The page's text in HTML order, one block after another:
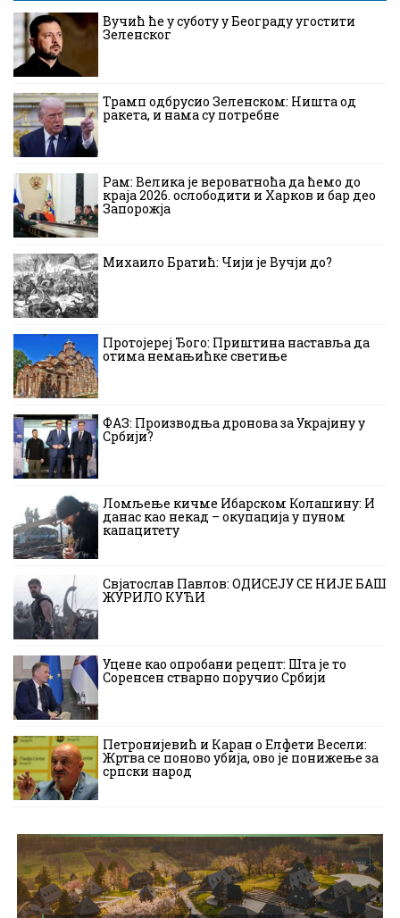
Вучић ће у суботу у Београду угостити
Зеленског
Трамп одбрусио Зеленском: Ништа од
ракета, и нама су потребне
Рам: Велика је вероватноћа да ћемо до
краја 2026. ослободити и Харков и бар део
Запорожја
Михаило Братић: Чији је Вучји до?
Протојереј Ђого: Приштина наставља да
отима немањићке светиње
ФАЗ: Производња дронова за Украјину у
Србији?
Ломљење кичме Ибарском Колашину: И
данас као некад – окупација у пуном
капацитету
Свјатослав Павлов: ОДИСЕЈУ СЕ НИЈЕ БАШ
ЖУРИЛО КУЋИ
Уцене као опробани рецепт: Шта је то
Соренсен стварно поручио Србији
Петронијевић и Каран о Елфети Весели:
Жртва се поново убија, ово је понижење за
српски народ